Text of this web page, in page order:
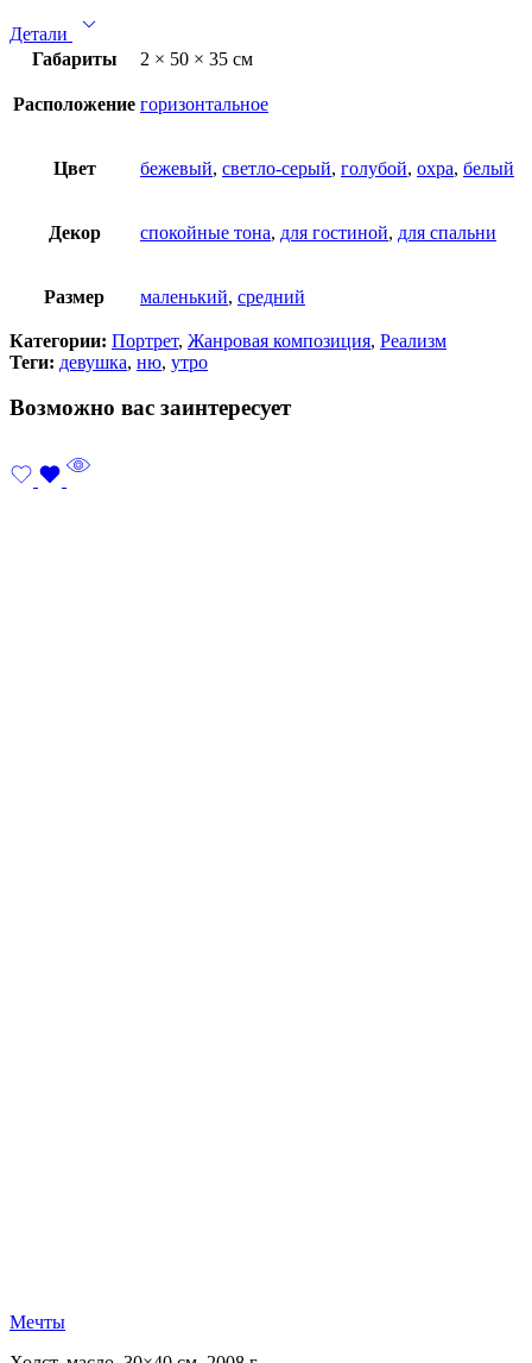
Детали
Габариты
2 × 50 × 35 см
Расположение горизонтальное
Цвет бежевый, светло-серый, голубой, охра, белый
Декор спокойные тона, для гостиной, для спальни
Размер маленький, средний
Категории: Портрет, Жанровая композиция, Реализм
Теги: девушка, ню, утро
Возможно вас заинтересует
Мечты